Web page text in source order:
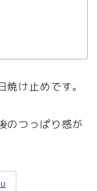
け止めです。
のつっぱり感が